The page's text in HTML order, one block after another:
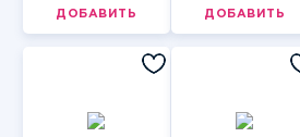
ДОБАВИТЬ ДОБАВИТЬ